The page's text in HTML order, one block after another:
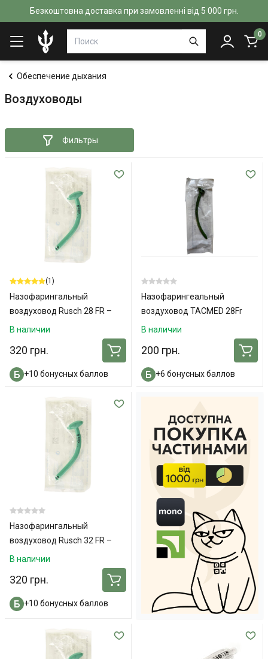
Безкоштовна доставка при замовленні від 5 000 грн.
0
Обеспечение дыхания
Воздуховоды
Фильтры
(1)
Назофарингальный
воздуховод Rusch 28 FR –
117мм
В наличии
320 грн.
+10 бонусных баллов
Назофарингеальный
воздуховод TACMED 28Fr
(NPA) + лубрикант
В наличии
200 грн.
+6 бонусных баллов
Назофарингальный
воздуховод Rusch 32 FR –
140мм
В наличии
320 грн.
+10 бонусных баллов